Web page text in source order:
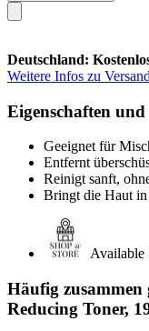
Deutschland:
Weitere Infos zu
Eigenschaften
Geeignet für
Entfernt
Reinigt sanft,
Bringt die Haut
Available
Häufig zusammen
Reducing Toner,